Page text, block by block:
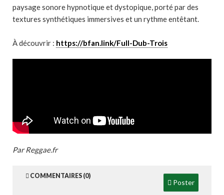
paysage sonore hypnotique et dystopique, porté par des
textures synthétiques immersives et un rythme entêtant.
À découvrir : https://bfan.link/Full-Dub-Trois
Par Reggae.fr
COMMENTAIRES (0)
Poster